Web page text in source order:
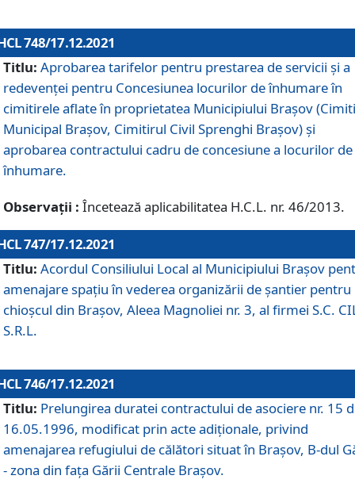
748/17.12.2021
Titlu: Aprobarea tarifelor pentru prestarea de servicii şi a
redevenţei pentru Concesiunea locurilor de înhumare în
cimitirele aflate în proprietatea Municipiului Braşov
Municipal Braşov, Cimitirul Civil Sprenghi Braşov) şi
aprobarea contractului cadru de concesiune a locurilor de
înhumare.
Observații : Încetează aplicabilitatea H.C.L. nr. 46/2013.
747/17.12.2021
Titlu: Acordul Consiliului Local al Municipiului Braşov
amenajare spațiu în vederea organizării de șantier pentru
chioșcul din Brașov, Aleea Magnoliei nr. 3, al firmei S.C.
S.R.L.
746/17.12.2021
Titlu: Prelungirea duratei contractului de asociere nr. 15
16.05.1996, modificat prin acte adiționale, privind
amenajarea refugiului de călători situat în Brașov, B-dul
- zona din faţa Gării Centrale Brașov.